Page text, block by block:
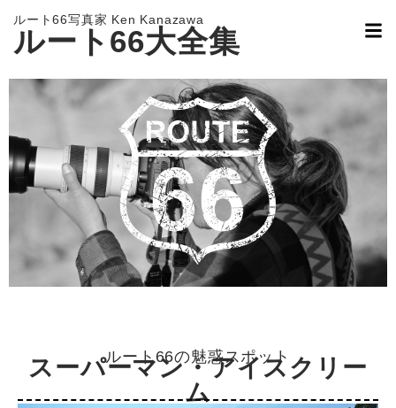
ルート66写真家 Ken Kanazawa
ルート66大全集
ルート66の魅惑スポット
スーパーマン・アイスクリー
ム